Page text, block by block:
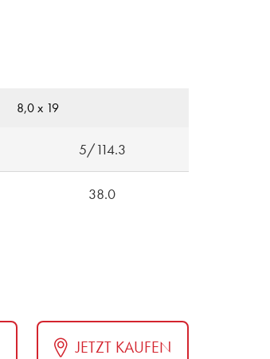
8,0 x 19
5/114.3
38.0
JETZT KAUFEN